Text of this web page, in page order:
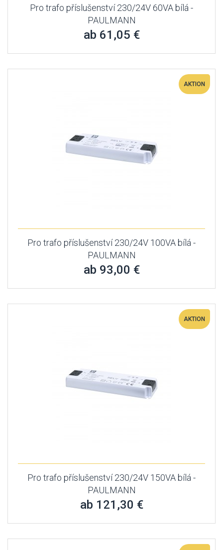
Pro trafo příslušenství 230/24V 60VA bílá -
PAULMANN
ab 61,05 €
AKTION
Pro trafo příslušenství 230/24V 100VA bílá -
PAULMANN
ab 93,00 €
AKTION
Pro trafo příslušenství 230/24V 150VA bílá -
PAULMANN
ab 121,30 €